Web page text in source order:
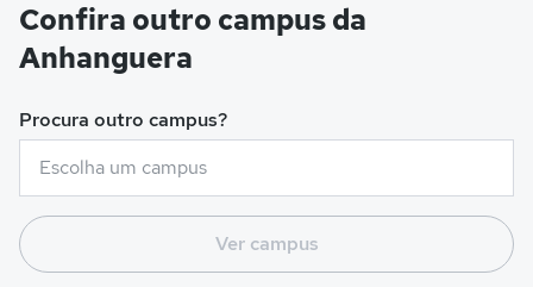
Confira outro campus da
Anhanguera
Procura outro campus?
Ver campus